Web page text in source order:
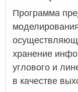
Программа
хранение
углового и
в качестве